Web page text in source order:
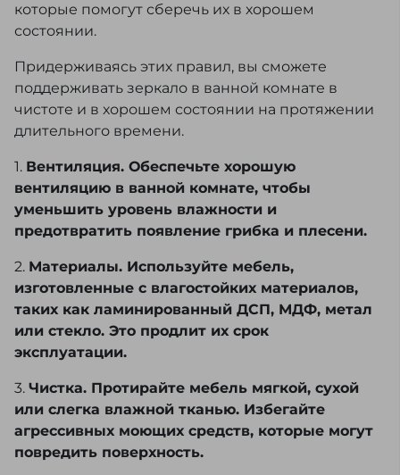
которые помогут сберечь их в хорошем
состоянии.
Придерживаясь этих правил, вы сможете
поддерживать зеркало в ванной комнате в
чистоте и в хорошем состоянии на протяжении
длительного времени.
1. Вентиляция. Обеспечьте хорошую
вентиляцию в ванной комнате, чтобы
уменьшить уровень влажности и
предотвратить появление грибка и плесени.
2. Материалы. Используйте мебель,
изготовленные с влагостойких материалов,
таких как ламинированный ДСП, МДФ, метал
или стекло. Это продлит их срок
эксплуатации.
3. Чистка. Протирайте мебель мягкой, сухой
или слегка влажной тканью. Избегайте
агрессивных моющих средств, которые могут
повредить поверхность.